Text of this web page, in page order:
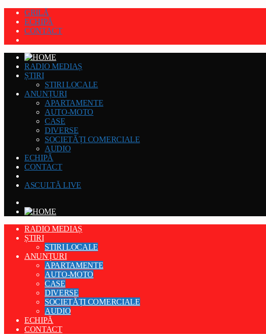
GRILĂ
ECHIPĂ
CONTACT
RADIO MEDIAȘ
ȘTIRI
STIRI LOCALE
ANUNȚURI
APARTAMENTE
AUTO-MOTO
CASE
DIVERSE
SOCIETĂȚI COMERCIALE
AUDIO
ECHIPĂ
CONTACT
ASCULTĂ LIVE
RADIO MEDIAȘ
ȘTIRI
STIRI LOCALE
ANUNȚURI
APARTAMENTE
AUTO-MOTO
CASE
DIVERSE
SOCIETĂȚI COMERCIALE
AUDIO
ECHIPĂ
CONTACT